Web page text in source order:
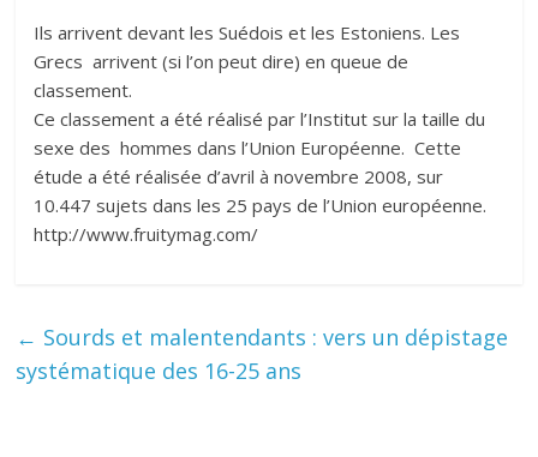
Ils arrivent devant les Suédois et les Estoniens. Les
Grecs arrivent (si l’on peut dire) en queue de
classement.
Ce classement a été réalisé par l’Institut sur la taille du
sexe des hommes dans l’Union Européenne. Cette
étude a été réalisée d’avril à novembre 2008, sur
10.447 sujets dans les 25 pays de l’Union européenne.
http://www.fruitymag.com/
← Sourds et malentendants : vers un dépistage
systématique des 16-25 ans